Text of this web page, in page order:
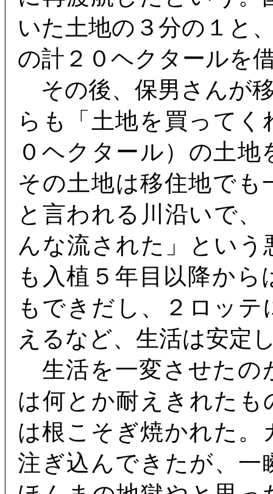
いた土地の３分の１と
の計２０ヘクタールを
その後、保男さんが
らも「土地を買って
０ヘクタール）の土
その土地は移住地で
と言われる川沿いで
んな流された」とい
も入植５年目以降か
もできだし、２ロッ
えるなど、生活は安定
生活を一変させたの
は何とか耐えきれた
は根こそぎ焼かれた
注ぎ込んできたが、一